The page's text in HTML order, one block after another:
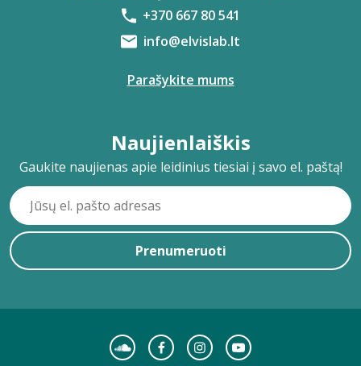
+370 667 80 541
info@elvislab.lt
Parašykite mums
Naujienlaiškis
Gaukite naujienas apie leidinius tiesiai į savo el. paštą!
Prenumeruoti